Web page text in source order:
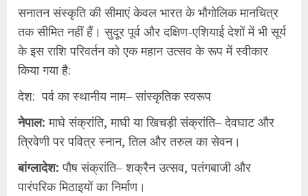
सनातन संस्कृति की सीमाएं केवल भारत के भौगोलिक मानचित्र
तक सीमित नहीं हैं। सुदूर पूर्व और दक्षिण-एशियाई देशों में भी सूर्य
के इस राशि परिवर्तन को एक महान उत्सव के रूप में स्वीकार
किया गया है:
देश: पर्व का स्थानीय नाम– सांस्कृतिक स्वरूप
नेपाल: माघे संक्रांति, माघी या खिचड़ी संक्रांति– देवघाट और
त्रिवेणी पर पवित्र स्नान, तिल और तरुल का सेवन।
बांग्लादेश: पौष संक्रांति– शक्रैन उत्सव, पतंगबाजी और
पारंपरिक मिठाइयों का निर्माण।